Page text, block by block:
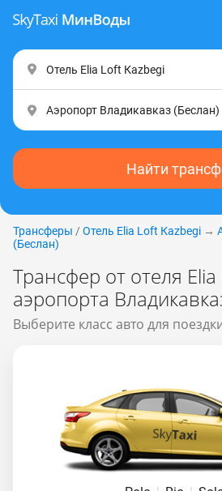
Найти
Трансферы / Отель Elia Loft Каzbеgi →
(Беслан)
Трансфер от отеля
аэропорта
Выберите класс авто для